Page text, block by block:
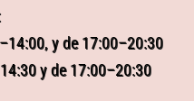
y de 17:00–20:30
y de 17:00–20:30